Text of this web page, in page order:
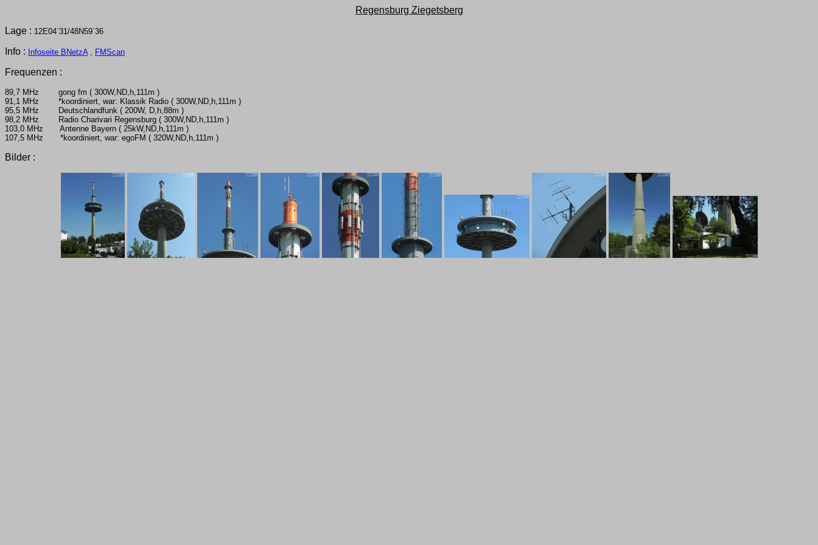
Regensburg Ziegetsberg
Lage : 12E04´31/48N59´36
Info : Infoseite BNetzA, FMScan
Frequenzen :
89,7 MHz gong fm ( 300W,ND,h,111m )
91,1 MHz *koordiniert, war: Klassik Radio ( 300W,ND,h,111m )
95,5 MHz Deutschlandfunk ( 200W, D,h,88m )
98,2 MHz Radio Charivari Regensburg ( 300W,ND,h,111m )
103,0 MHz Antenne Bayern ( 25kW,ND,h,111m )
107,5 MHz *koordiniert, war: egoFM ( 320W,ND,h,111m )
Bilder :